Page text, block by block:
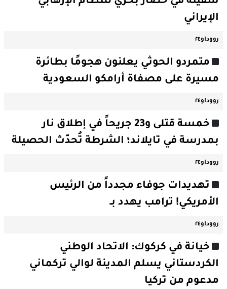
الإيراني
رووداو٢٤
متمردو الحوثي يعلنون هجومًا بطائرة
مسيرة على مصفاة أرامكو السعودية
رووداو٢٤
خمسة قتلى و23 جريحاً في إطلاق نار
بمدرسة في تايلاند؛ الشرطة تُحدّث الحصيلة
رووداو٢٤
تهديدات جوفاء مجدداً من الرئيس
الأمريكي! ترامب يهدد بـ
رووداو٢٤
خيانة في كركوك: الاتحاد الوطني
الكردستاني يسلم المدينة لوالي تركماني
مدعوم من تركيا